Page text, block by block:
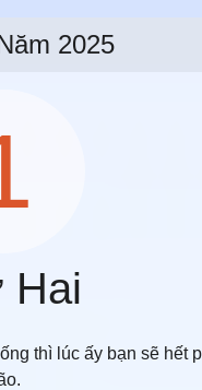
2025
Hai
thì lúc ấy bạn sẽ hết